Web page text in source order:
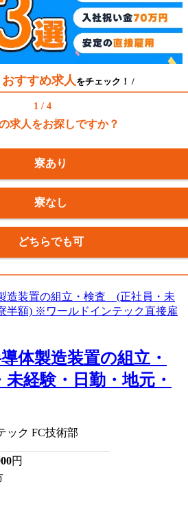
おすすめ求人 をチェック！ /
1 / 4
求人をお探しですか？
寮あり
寮なし
どちらでも可
体製造装置の組立・
経験・日勤・地元・
ック FC技術部
円